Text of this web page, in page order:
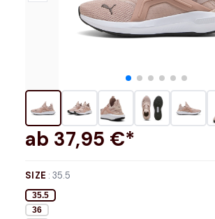
ab 37,95 €*
SIZE :35.5
35.5
36